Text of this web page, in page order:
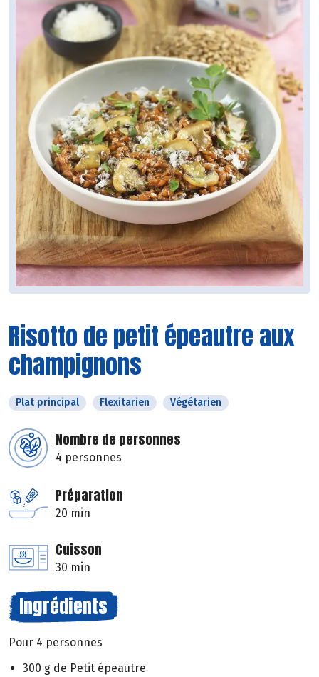
Risotto de petit épeautre aux
champignons
Plat principal Flexitarien Végétarien
Nombre de personnes
4 personnes
Préparation
20 min
Cuisson
30 min
Ingrédients
Pour 4 personnes
300 g de Petit épeautre